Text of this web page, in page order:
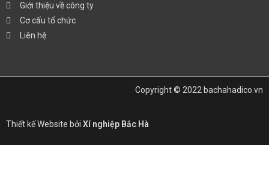
Giới thiệu về công ty
Cơ cấu tổ chức
Liên hệ
Copyright © 2022 bachahadico.vn
Thiết kế Website bởi Xí nghiệp Bắc Hà